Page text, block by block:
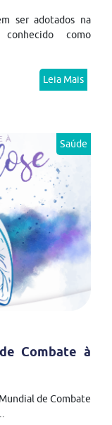
ser adotados na
como
Leia Mais
Saúde
Combate à
de Combate